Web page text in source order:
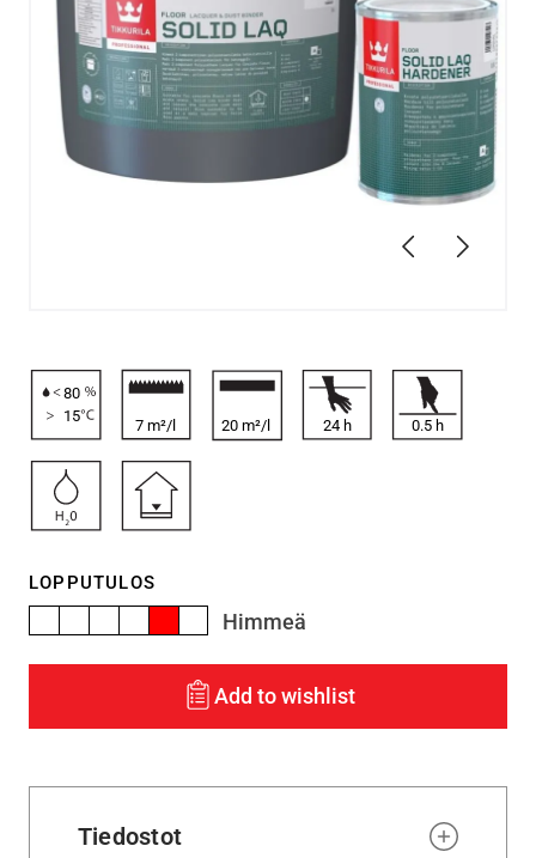
Edellinen
80
15
7 m²/l 20 m²/l 24 h 0.5 h
LOPPUTULOS
Himmeä
Add to wishlist
Tiedostot